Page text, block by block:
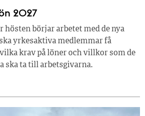
2027
hösten börjar arbetet med de nya
yrkesaktiva medlemmar få
krav på löner och villkor som de
ska ta till arbetsgivarna.